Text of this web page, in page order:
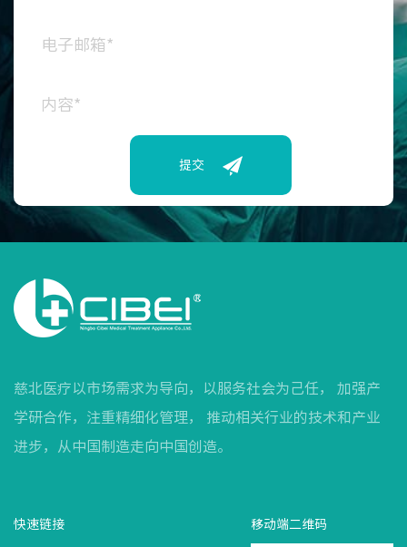
提交
慈北医疗以市场需求为导向，以服务社会为己任， 加强产
学研合作，注重精细化管理， 推动相关行业的技术和产业
进步，从中国制造走向中国创造。
快速链接 移动端二维码